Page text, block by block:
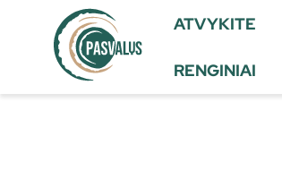
ATVYKITE
RENGINIAI